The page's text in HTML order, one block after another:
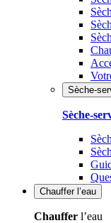
Sèche-
Sèche-
Chauffer l’eau
Chauffer l’eau